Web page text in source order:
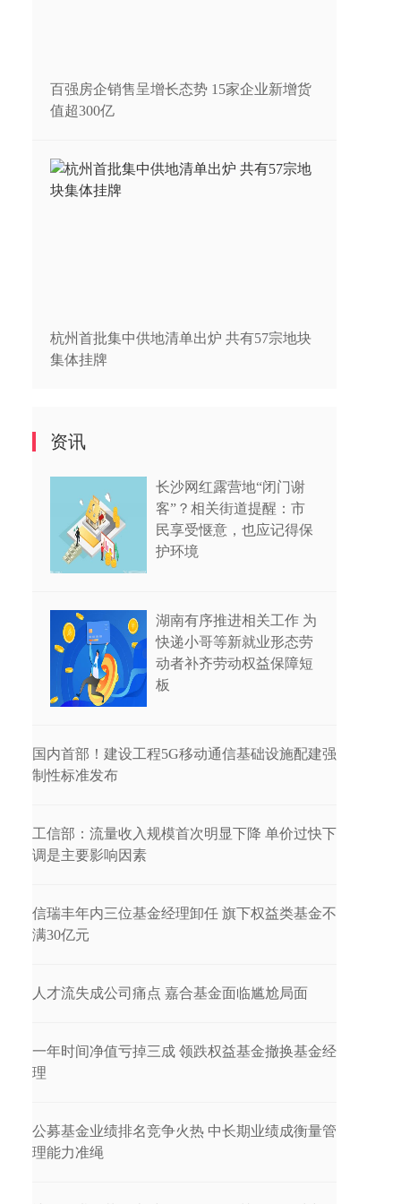
百强房企销售呈增长态势 15家企业新增货
值超300亿
杭州首批集中供地清单出炉 共有57宗地块
集体挂牌
资讯
长沙网红露营地“闭门谢
客”？相关街道提醒：市
民享受惬意，也应记得保
护环境
湖南有序推进相关工作 为
快递小哥等新就业形态劳
动者补齐劳动权益保障短
板
国内首部！建设工程5G移动通信基础设施配建强
制性标准发布
工信部：流量收入规模首次明显下降 单价过快下
调是主要影响因素
信瑞丰年内三位基金经理卸任 旗下权益类基金不
满30亿元
人才流失成公司痛点 嘉合基金面临尴尬局面
一年时间净值亏掉三成 领跌权益基金撤换基金经
理
公募基金业绩排名竞争火热 中长期业绩成衡量管
理能力准绳